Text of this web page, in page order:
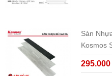
Sàn
Kosmos